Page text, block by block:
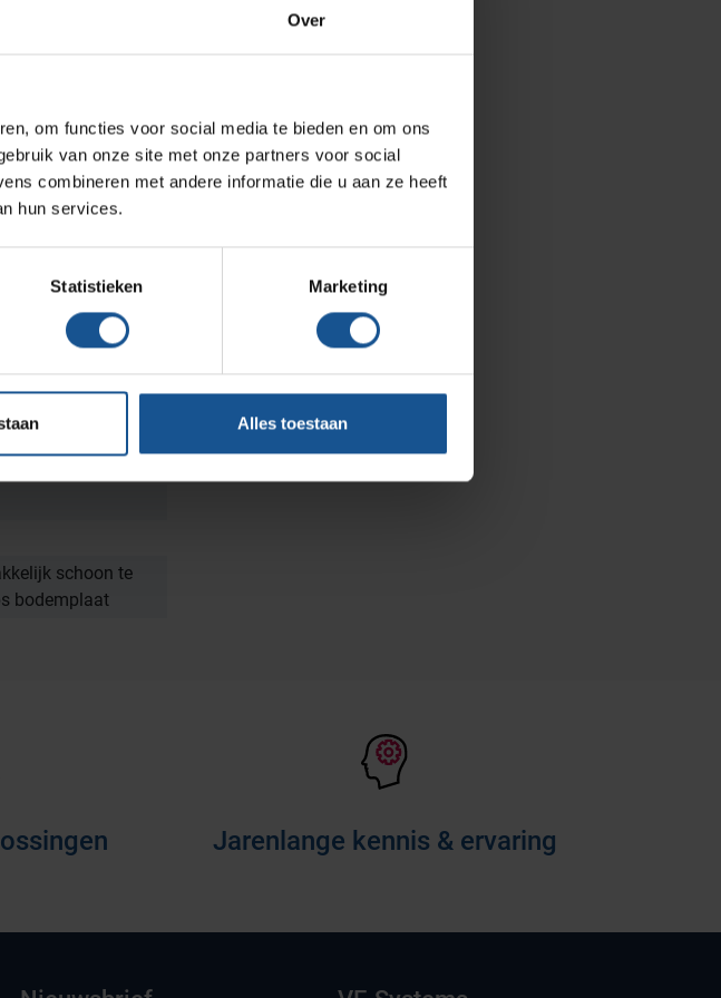
Over
om functies voor social media te bieden en om ons
van onze site met onze partners voor social
combineren met andere informatie die u aan ze heeft
hun services.
Statistieken Marketing
Alles toestaan
en klinieken,
schoon te
bodemplaat
Jarenlange kennis & ervaring
Zarges
BINBIN
Over VE-Systems
Contact
Ons team
Klantcases
Vacatures